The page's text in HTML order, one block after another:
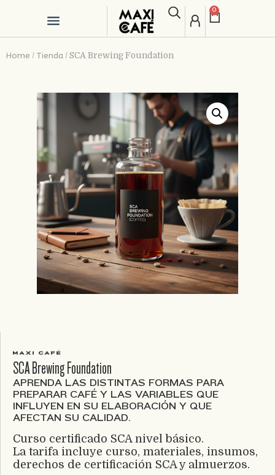
0
Home / Tienda / SCA Brewing Foundation
SCA Brewing Foundation
APRENDA LAS DISTINTAS FORMAS PARA
PREPARAR CAFÉ Y LAS VARIABLES QUE
INFLUYEN EN SU ELABORACIÓN Y QUE
AFECTAN SU CALIDAD.
Curso certificado SCA nivel básico.
La tarifa incluye curso, materiales, insumos,
derechos de certificación SCA y almuerzos.